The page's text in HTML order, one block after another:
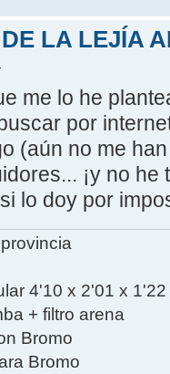
LA LEJÍA
me lo he
por
(aún no me
¡y no he
lo doy por
4'10 x 2'01 x
+ filtro arena
Bromo
Bromo